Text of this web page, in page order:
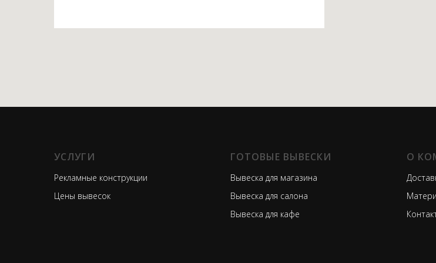
УСЛУГИ
Рекламные конструкции
Цены вывесок
ГОТОВЫЕ ВЫВЕСКИ
Вывеска для магазина
Вывеска для салона
Вывеска для кафе
О